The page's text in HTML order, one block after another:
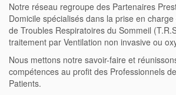
Notre réseau regroupe des Partenaires
Domicile spécialisés dans la prise en
de Troubles Respiratoires du Sommeil
traitement par Ventilation non invasive ou
Nous mettons notre savoir-faire et
compétences au profit des Professionnels
Patients.